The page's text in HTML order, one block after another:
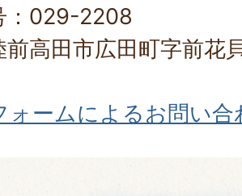
：029-2208
前高田市広田町字前花
ォームによるお問い合